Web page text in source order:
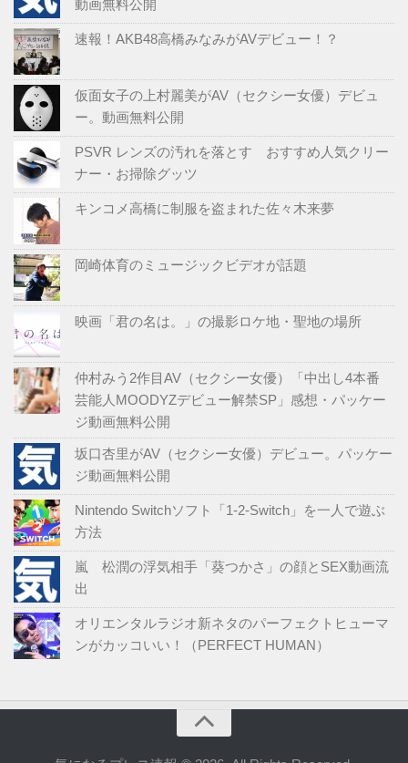
動画無料公開
速報！AKB48高橋みなみがAVデビュー！？
仮面女子の上村麗美がAV（セクシー女優）デビュ
ー。動画無料公開
PSVR レンズの汚れを落とす おすすめ人気クリー
ナー・お掃除グッツ
キンコメ高橋に制服を盗まれた佐々木来夢
岡崎体育のミュージックビデオが話題
映画「君の名は。」の撮影ロケ地・聖地の場所
仲村みう2作目AV（セクシー女優）「中出し4本番
芸能人MOODYZデビュー解禁SP」感想・パッケー
ジ動画無料公開
坂口杏里がAV（セクシー女優）デビュー。パッケー
ジ動画無料公開
Nintendo Switchソフト「1-2-Switch」を一人で遊ぶ
方法
嵐 松潤の浮気相手「葵つかさ」の顔とSEX動画流
出
オリエンタルラジオ新ネタのパーフェクトヒューマ
ンがカッコいい！（PERFECT HUMAN）